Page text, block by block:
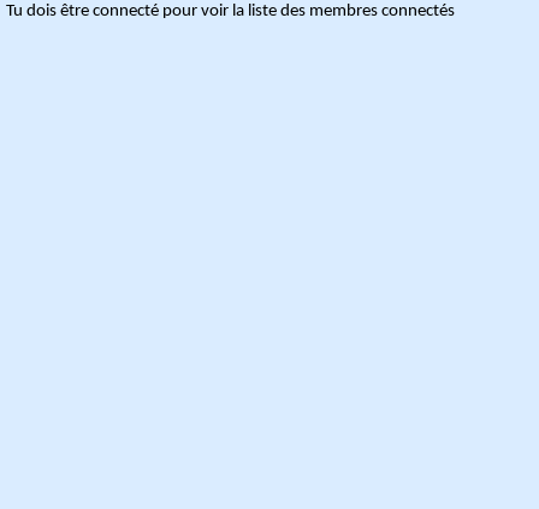
Tu dois être connecté pour voir la liste des membres connectés